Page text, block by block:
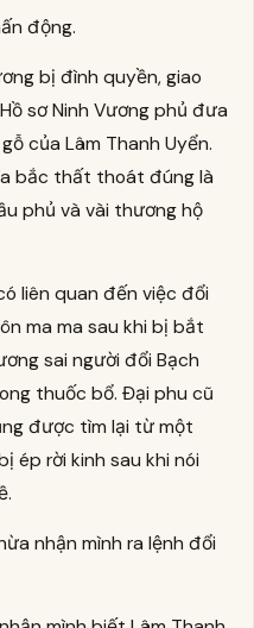
động.
bị đình quyền, giao
sơ Ninh Vương phủ đưa
của Lâm Thanh Uyển.
bắc thất thoát đúng là
phủ và vài thương hộ
liên quan đến việc đổi
ma ma sau khi bị bắt
sai người đổi Bạch
thuốc bổ. Đại phu cũ
được tìm lại từ một
ép rời kinh sau khi nói
nhận mình ra lệnh đổi